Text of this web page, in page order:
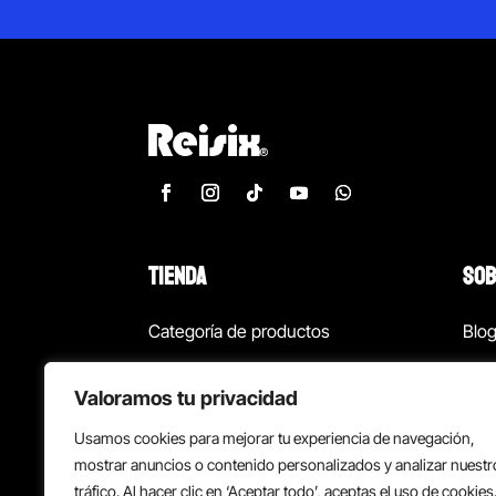
Valoramos tu privacidad
Usamos cookies para mejorar tu experiencia de navegación,
mostrar anuncios o contenido personalizados y analizar
tráfico. Al hacer clic en ‘Aceptar todo’, aceptas el uso de cookies.
TIENDA
Categoría de productos
¡Las mejores ofertas!
Back to school
Blog